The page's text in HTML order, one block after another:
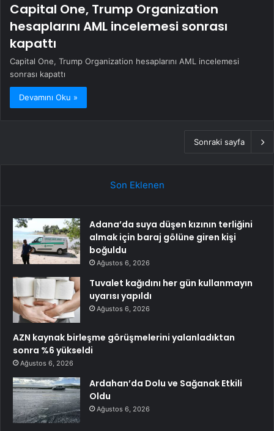
Capital One, Trump Organization
hesaplarını AML incelemesi sonrası
kapattı
Capital One, Trump Organization hesaplarını AML incelemesi
sonrası kapattı
Devamını Oku »
Sonraki sayfa
Son Eklenen
Adana’da suya düşen kızının terliğini
almak için baraj gölüne giren kişi
boğuldu
Ağustos 6, 2026
Tuvalet kağıdını her gün kullanmayın
uyarısı yapıldı
Ağustos 6, 2026
AZN kaynak birleşme görüşmelerini yalanladıktan
sonra %6 yükseldi
Ağustos 6, 2026
Ardahan’da Dolu ve Sağanak Etkili
Oldu
Ağustos 6, 2026